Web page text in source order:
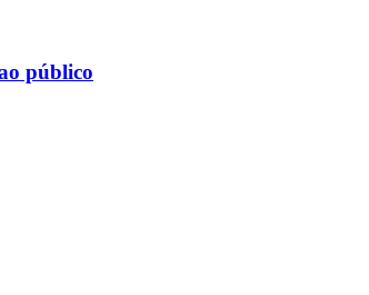
público